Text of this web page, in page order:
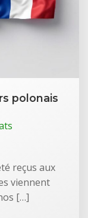
polonais
reçus aux
viennent
[…]